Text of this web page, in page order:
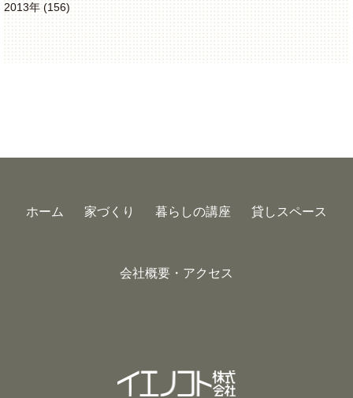
2013年 (156)
ホーム 家づくり 暮らしの講座 貸しスペース
会社概要・アクセス